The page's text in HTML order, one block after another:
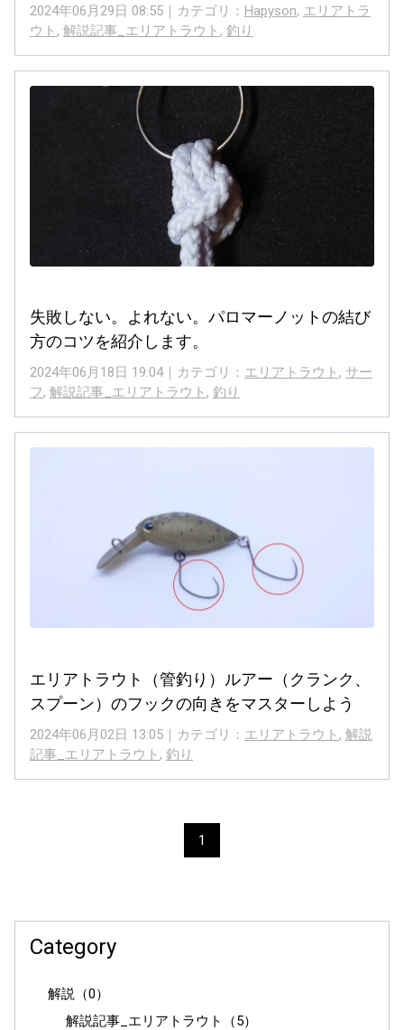
2024年06月29日 08:55｜カテゴリ： Hapyson, エリアトラ
ウト , 解説記事_エリアトラウト , 釣り
失敗しない。よれない。パロマーノットの結び
方のコツを紹介します。
2024年06月18日 19:04｜カテゴリ： エリアトラウト , サー
フ, 解説記事_エリアトラウト , 釣り
エリアトラウト（管釣り）ルアー（クランク、
スプーン）のフックの向きをマスターしよう
2024年06月02日 13:05｜カテゴリ： エリアトラウト , 解説
記事_エリアトラウト , 釣り
1
Category
解説（0）
解説記事_エリアトラウト（5）